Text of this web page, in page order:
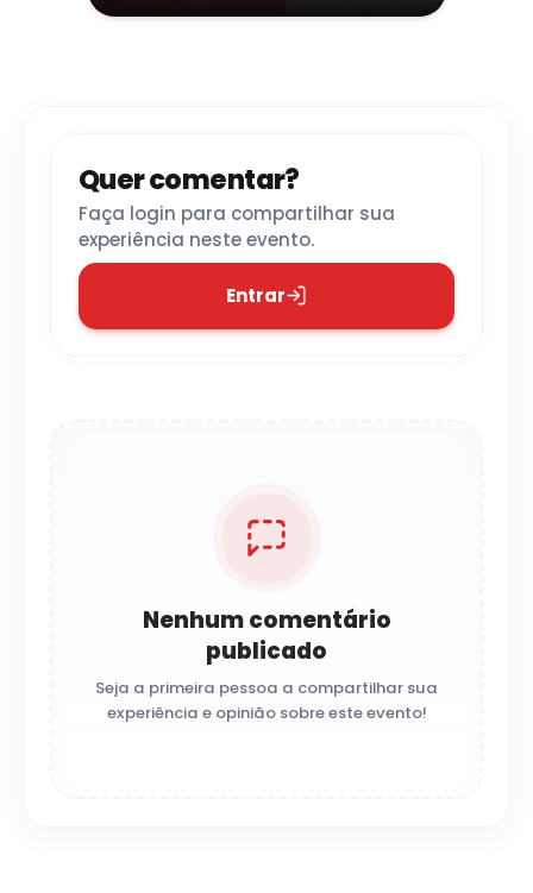
Quer comentar?
Faça login para compartilhar sua
experiência neste evento.
Entrar
Nenhum comentário
publicado
Seja a primeira pessoa a compartilhar sua
experiência e opinião sobre este evento!